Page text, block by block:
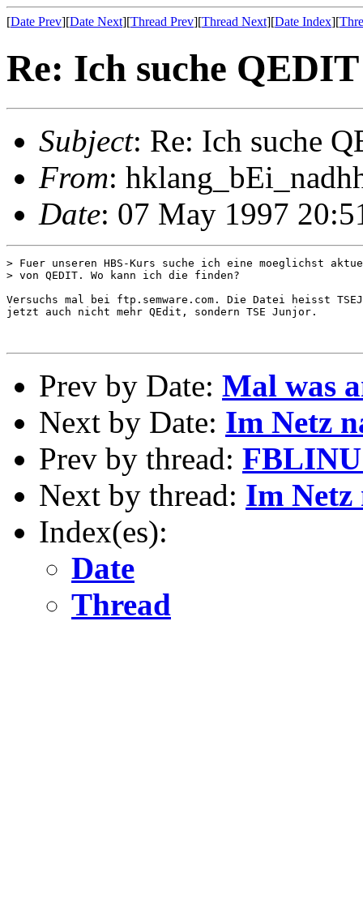
[Date Prev][Date Next][Thread Prev][Thread Next][Date Index][
Re: Ich suche QEDIT
Subject: Re: Ich suche
From:
Date: 07 May 1997
> Fuer unseren HBS-Kurs suche ich eine moeglichst
> von QEDIT. Wo kann ich die finden?
Versuchs mal bei ftp.semware.com. Die Datei heisst
jetzt auch nicht mehr QEdit, sondern TSE Junjor.
Prev by Date: Mal was
Next by Date: Im Netz
Prev by thread: FBLINU
Next by thread: Im Netz
Index(es):
Date
Thread